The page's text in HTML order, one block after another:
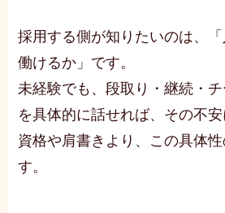
採用する側が知りたいのは、
働けるか」です。
未経験でも、段取り・継続・
を具体的に話せれば、その不安
資格や肩書きより、この具体
す。